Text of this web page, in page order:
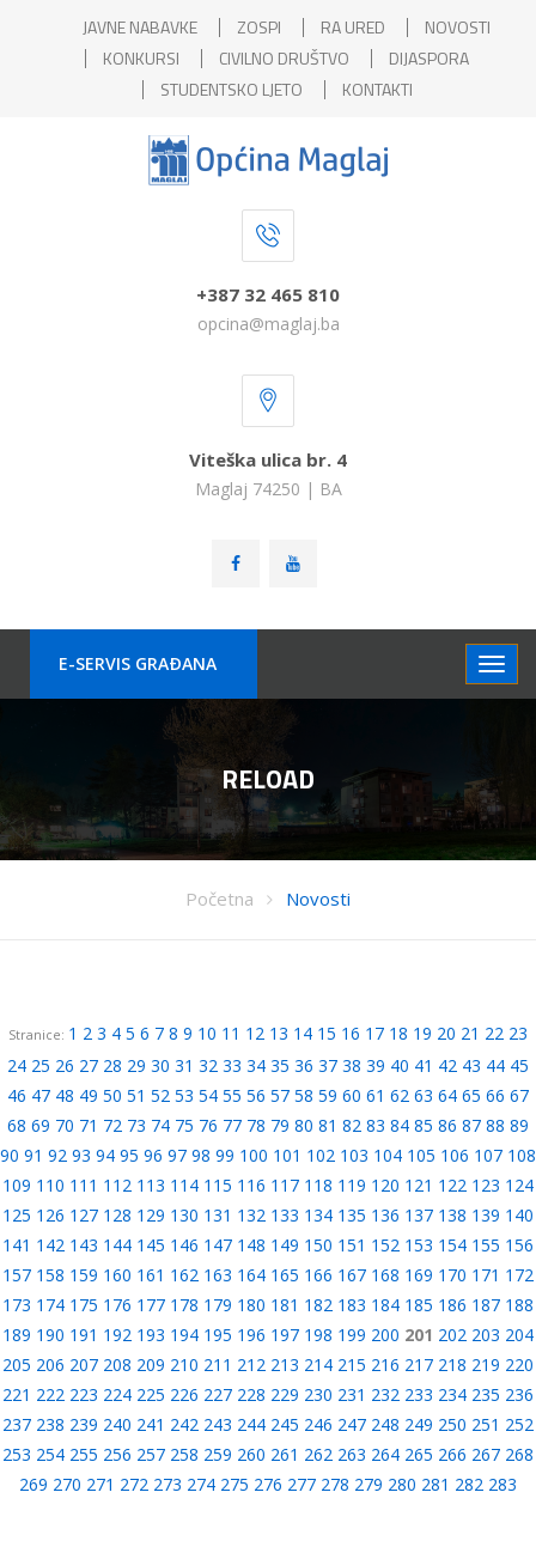
JAVNE NABAVKE ZOSPI RA URED
NOVOSTI
KONKURSI
CIVILNO DRUŠTVO
DIJASPORA
STUDENTSKO LJETO
KONTAKTI
+387 32 465 810
opcina@maglaj.ba
Viteška ulica br. 4
Maglaj 74250 | BA
E-SERVIS GRAÐANA
RELOAD
Početna Novosti
Stranice: 1 2 3 4 5 6 7 8 9 10 11 12 13 14 15 16 17 18 19 20 21 22 23
24 25 26 27 28 29 30 31 32 33 34 35 36 37 38 39 40 41 42 43 44 45
46 47 48 49 50 51 52 53 54 55 56 57 58 59 60 61 62 63 64 65 66 67
68 69 70 71 72 73 74 75 76 77 78 79 80 81 82 83 84 85 86 87 88 89
90 91 92 93 94 95 96 97 98 99 100 101 102 103 104 105 106 107 108
109 110 111 112 113 114 115 116 117 118 119 120 121 122 123 124
125 126 127 128 129 130 131 132 133 134 135 136 137 138 139 140
141 142 143 144 145 146 147 148 149 150 151 152 153 154 155 156
157 158 159 160 161 162 163 164 165 166 167 168 169 170 171 172
173 174 175 176 177 178 179 180 181 182 183 184 185 186 187 188
189 190 191 192 193 194 195 196 197 198 199 200 201 202 203 204
205 206 207 208 209 210 211 212 213 214 215 216 217 218 219 220
221 222 223 224 225 226 227 228 229 230 231 232 233 234 235 236
237 238 239 240 241 242 243 244 245 246 247 248 249 250 251 252
253 254 255 256 257 258 259 260 261 262 263 264 265 266 267 268
269 270 271 272 273 274 275 276 277 278 279 280 281 282 283